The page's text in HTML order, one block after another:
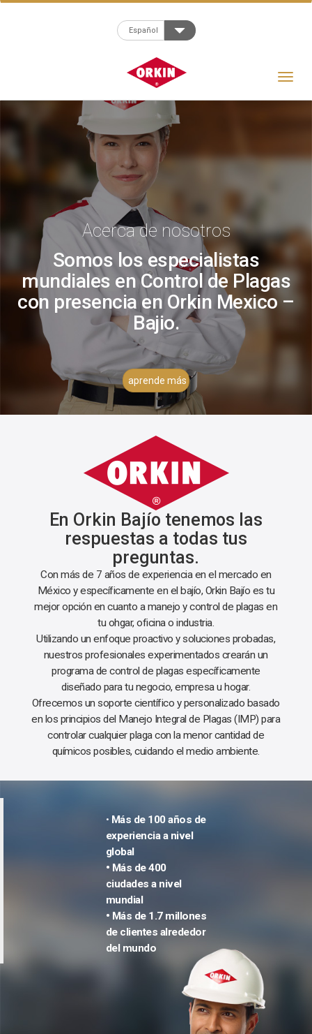
Español
Toggle
Acerca de nosotros
Somos los especialistas
mundiales en Control de Plagas
con presencia en Orkin Mexico –
Bajio.
aprende más
En Orkin Bajío tenemos las
respuestas a todas tus
preguntas.
Con más de 7 años de experiencia en el mercado en
México y específicamente en el bajío, Orkin Bajío es tu
mejor opción en cuanto a manejo y control de plagas en
tu ohgar, oficina o industria.
Utilizando un enfoque proactivo y soluciones probadas,
nuestros profesionales experimentados crearán un
programa de control de plagas específicamente
diseñado para tu negocio, empresa u hogar.
Ofrecemos un soporte científico y personalizado basado
en los principios del Manejo Integral de Plagas (IMP) para
controlar cualquier plaga con la menor cantidad de
químicos posibles, cuidando el medio ambiente.
• Más de 100 años de
experiencia a nivel
global
• Más de 400
ciudades a nivel
mundial
• Más de 1.7 millones
de clientes alrededor
del mundo